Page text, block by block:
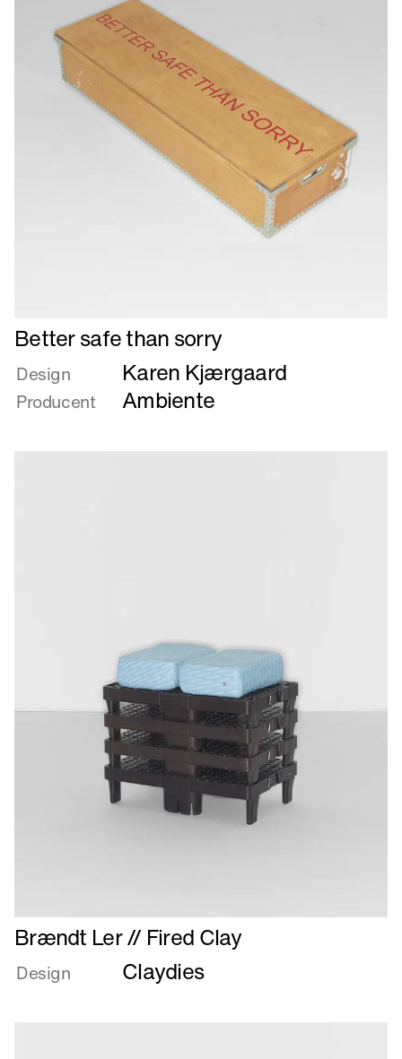
Læs
mere
om
Better
safe
Better safe than sorry
Design Karen Kjærgaard
Producent Ambiente
Læs
mere
om
Brændt Ler // Fired Clay
Design Claydies